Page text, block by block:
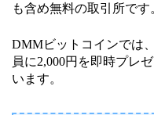
も含め無料の取引所です
DMMビットコインでは
員に2,000円を即時プレ
います。